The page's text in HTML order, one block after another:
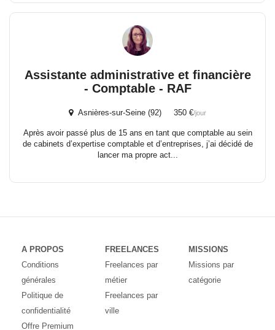
Assistante administrative et financière
- Comptable - RAF
Asnières-sur-Seine (92) 350 €/jour
Après avoir passé plus de 15 ans en tant que comptable au sein
de cabinets d’expertise comptable et d’entreprises, j’ai décidé de
lancer ma propre act...
A PROPOS
Conditions
générales
Politique de
confidentialité
Offre Premium
FREELANCES
Freelances par
métier
Freelances par
ville
MISSIONS
Missions par
catégorie